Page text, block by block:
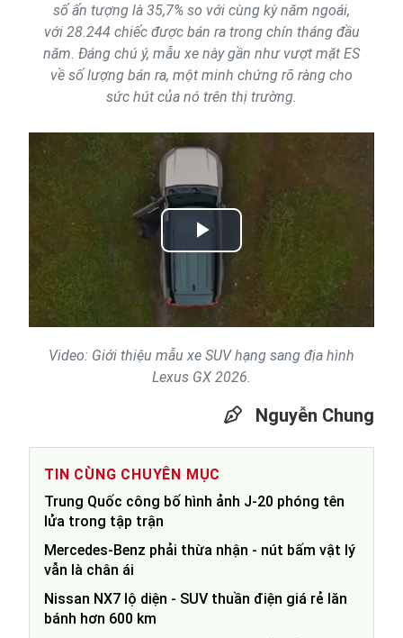
số ấn tượng là 35,7% so với cùng kỳ năm ngoái,
với 28.244 chiếc được bán ra trong chín tháng đầu
năm. Đáng chú ý, mẫu xe này gần như vượt mặt ES
về số lượng bán ra, một minh chứng rõ ràng cho
sức hút của nó trên thị trường.
Play
Video
Video: Giới thiệu mẫu xe SUV hạng sang địa hình
Lexus GX 2026.
Nguyễn Chung
TIN CÙNG CHUYÊN MỤC
Trung Quốc công bố hình ảnh J-20 phóng tên
lửa trong tập trận
Mercedes-Benz phải thừa nhận - nút bấm vật lý
vẫn là chân ái
Nissan NX7 lộ diện - SUV thuần điện giá rẻ lăn
bánh hơn 600 km